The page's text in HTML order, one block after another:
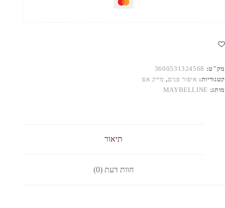
מק"ט: 3600531324568
קטגוריות: איפור פנים, מייק אפ
מותג: MAYBELLINE
תיאור
חוות דעת (0)